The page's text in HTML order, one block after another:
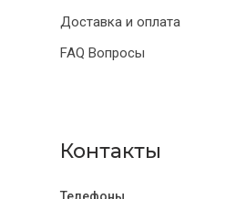
Доставка и оплата
FAQ Вопросы
Контакты